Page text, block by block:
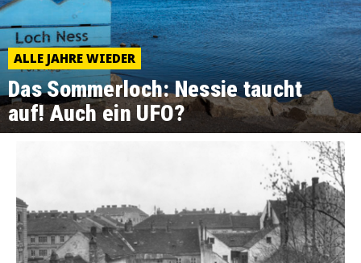
ALLE JAHRE WIEDER
Das Sommerloch: Nessie taucht
auf! Auch ein UFO?